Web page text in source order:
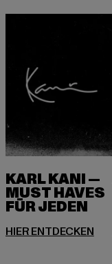
KARL KANI —
MUST HAVES
FÜR JEDEN